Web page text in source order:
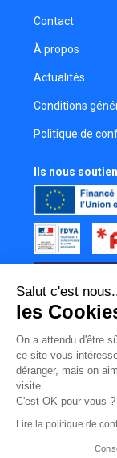
Marco
Tom
Ania
Léana
Contact
À propos
Actualités
Conditions
Politique de
Ils nous
Tous nos
Mur des
Salut c'est
les
On a attendu d'être
ce site vous
déranger, mais on
visite...
C'est OK pour vous ?
Lire la politique de